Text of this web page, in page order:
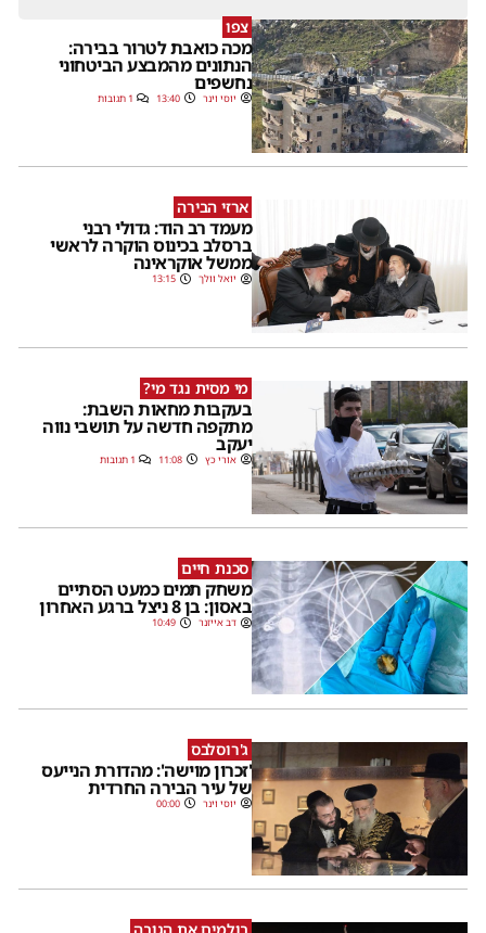
צפו
מכה כואבת לטרור בבירה:
הנתונים מהמבצע הביטחוני
נחשפים
יוסי וינר 13:40 1 תגובות
ארזי הבירה
מעמד רב הוד: גדולי רבני
ברסלב בכינוס הוקרה לראשי
ממשל אוקראינה
יואל וולך 13:15
מי מסית נגד מי?
בעקבות מחאות השבת:
מתקפה חדשה על תושבי נווה
יעקב
אורי כץ 11:08 1 תגובות
סכנת חיים
משחק תמים כמעט הסתיים
באסון: בן 8 ניצל ברגע האחרון
דב אייזנר 10:49
ג'רוסלבס
'זכרון מוישה': מהדורת הנייעס
של עיר הבירה החרדית
יוסי וינר 00:00